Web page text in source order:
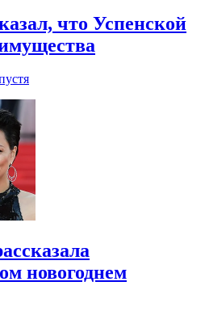
что Успенской
новогоднем